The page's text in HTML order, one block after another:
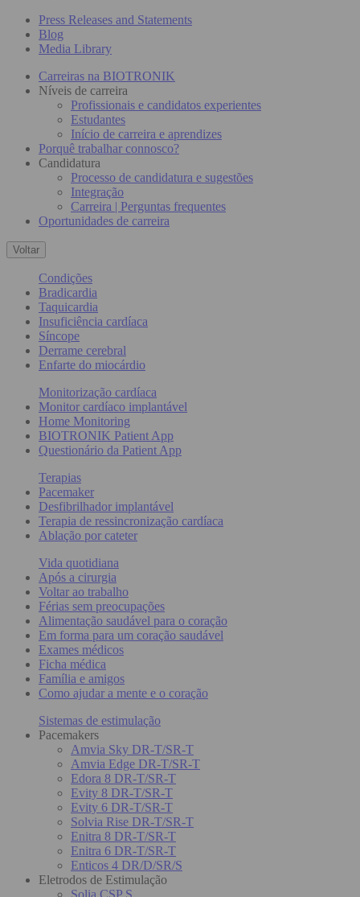
Press Releases and Statements
Blog
Media Library
Carreiras na BIOTRONIK
Níveis de carreira
Profissionais e candidatos experientes
Estudantes
Início de carreira e aprendizes
Porquê trabalhar connosco?
Candidatura
Processo de candidatura e sugestões
Integração
Carreira | Perguntas frequentes
Oportunidades de carreira
Voltar
Condições
Bradicardia
Taquicardia
Insuficiência cardíaca
Síncope
Derrame cerebral
Enfarte do miocárdio
Monitorização cardíaca
Monitor cardíaco implantável
Home Monitoring
BIOTRONIK Patient App
Questionário da Patient App
Terapias
Pacemaker
Desfibrilhador implantável
Terapia de ressincronização cardíaca
Ablação por cateter
Vida quotidiana
Após a cirurgia
Voltar ao trabalho
Férias sem preocupações
Alimentação saudável para o coração
Em forma para um coração saudável
Exames médicos
Ficha médica
Família e amigos
Como ajudar a mente e o coração
Sistemas de estimulação
Pacemakers
Amvia Sky DR-T/SR-T
Amvia Edge DR-T/SR-T
Edora 8 DR-T/SR-T
Evity 8 DR-T/SR-T
Evity 6 DR-T/SR-T
Solvia Rise DR-T/SR-T
Enitra 8 DR-T/SR-T
Enitra 6 DR-T/SR-T
Enticos 4 DR/D/SR/S
Eletrodos de Estimulação
Solia CSP S